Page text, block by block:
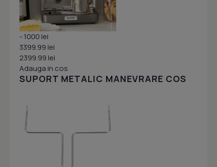
- 1000 lei
3399.99 lei
2399.99 lei
Adauga in cos
SUPORT METALIC MANEVRARE COS